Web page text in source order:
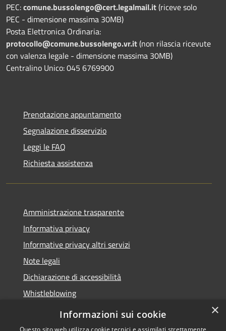
PEC:comune.bussolengo@cert.legalmail.it(riceve solo
PEC - dimensione massima 30MB)
Posta Elettronica Ordinaria:
protocollo@comune.bussolengo.vr.it(non rilascia ricevute
con valenza legale - dimensione massima 30MB)
Centralino Unico: 045 6769900
Prenotazione appuntamento
Segnalazione disservizio
Leggi le FAQ
Richiesta assistenza
Amministrazione trasparente
Informativa privacy
Informative privacy altri servizi
Note legali
Dichiarazione di accessibilità
Whistleblowing
×
Informazioni sui cookie
Questo sito web utilizza cookie tecnici e assimilati strettamente